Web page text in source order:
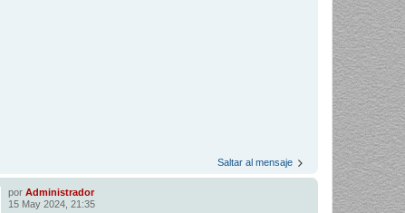
Saltar al mensaje
porAdministrador
15 May 2024, 21:35